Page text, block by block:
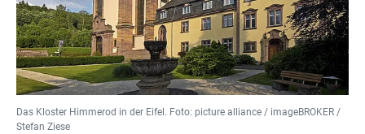
Das Kloster Himmerod in der Eifel. Foto: picture alliance / imageBROKER /
Stefan Ziese